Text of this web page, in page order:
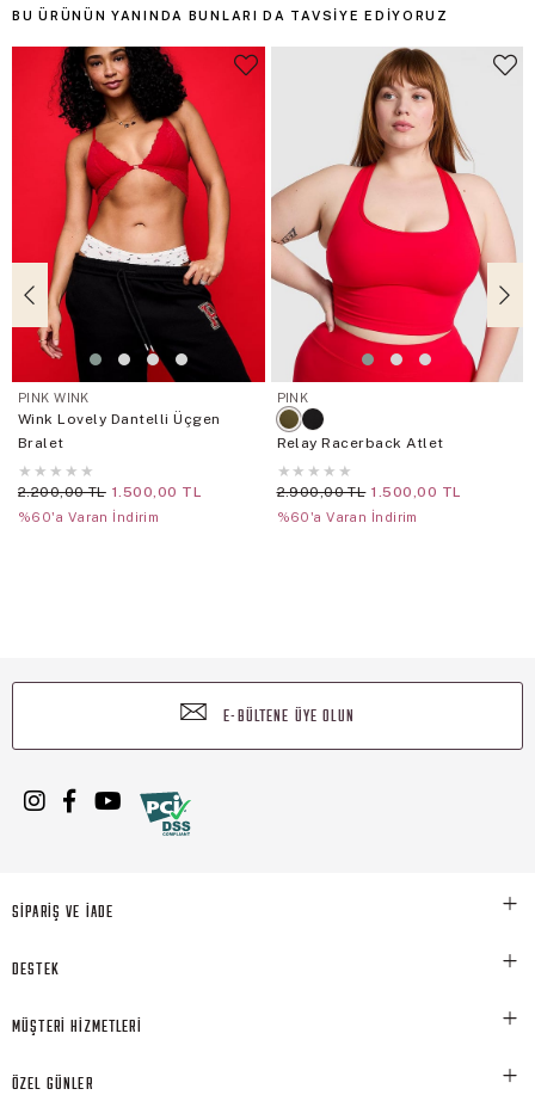
BU ÜRÜNÜN YANINDA BUNLARI DA TAVSIYE EDIYORUZ
PINK WINK
Wink Lovely Dantelli Üçgen
Bralet
★ ★ ★ ★ ★
2.200,00 TL 1.500,00 TL
%60'a Varan İndirim
PINK
Relay Racerback Atlet
★ ★ ★ ★ ★
2.900,00 TL 1.500,00 TL
%60'a Varan İndirim
E-BÜLTENE ÜYE OLUN
SİPARİŞ VE İADE
DESTEK
MÜŞTERİ HİZMETLERİ
ÖZEL GÜNLER